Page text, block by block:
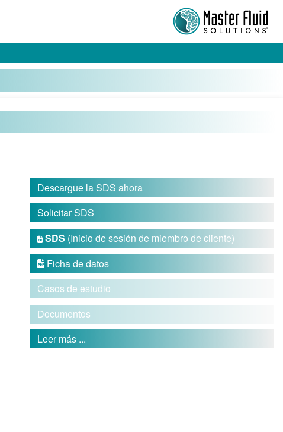
Descargue la SDS ahora
Solicitar SDS
 SDS (Inicio de sesión de miembro de cliente)
 Ficha de datos
Casos de estudio
Documentos
Leer más ...